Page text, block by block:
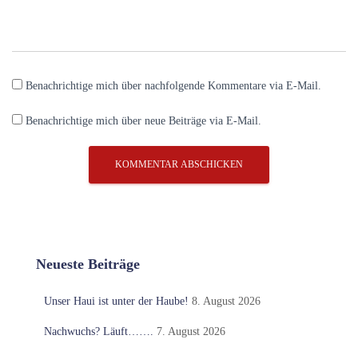
Benachrichtige mich über nachfolgende Kommentare via E-Mail.
Benachrichtige mich über neue Beiträge via E-Mail.
Neueste Beiträge
Unser Haui ist unter der Haube! 8. August 2026
Nachwuchs? Läuft……. 7. August 2026